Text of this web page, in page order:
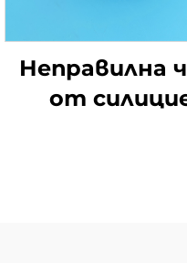
Неправилна
от